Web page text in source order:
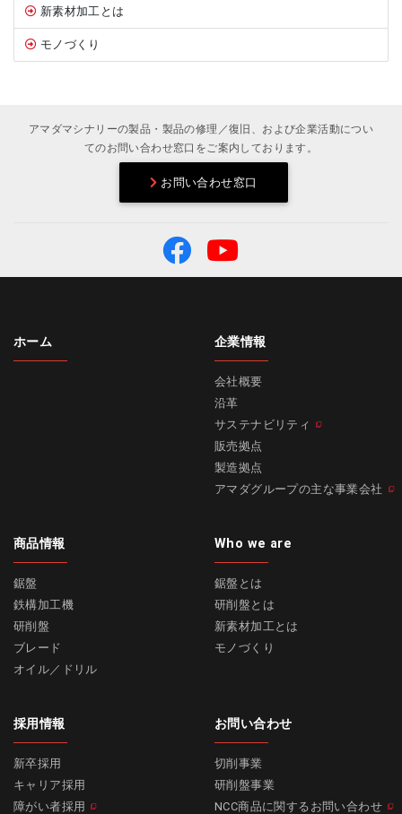
新素材加工とは
モノづくり
アマダマシナリーの製品・製品の修理／復旧、および企業活動につい
てのお問い合わせ窓口をご案内しております。
お問い合わせ窓口
ホーム 企業情報
会社概要
沿革
サステナビリティ
販売拠点
製造拠点
アマダグループの主な事業会社
商品情報
鋸盤
鉄構加工機
研削盤
ブレード
オイル／ドリル
Who we are
鋸盤とは
研削盤とは
新素材加工とは
モノづくり
採用情報
新卒採用
キャリア採用
障がい者採用
お問い合わせ
切削事業
研削盤事業
NCC商品に関するお問い合わせ